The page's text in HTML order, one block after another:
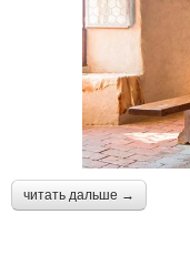
читать дальше →